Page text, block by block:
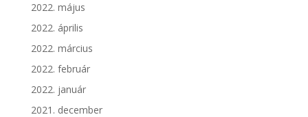
2022. május
2022. április
2022. március
2022. február
2022. január
2021. december